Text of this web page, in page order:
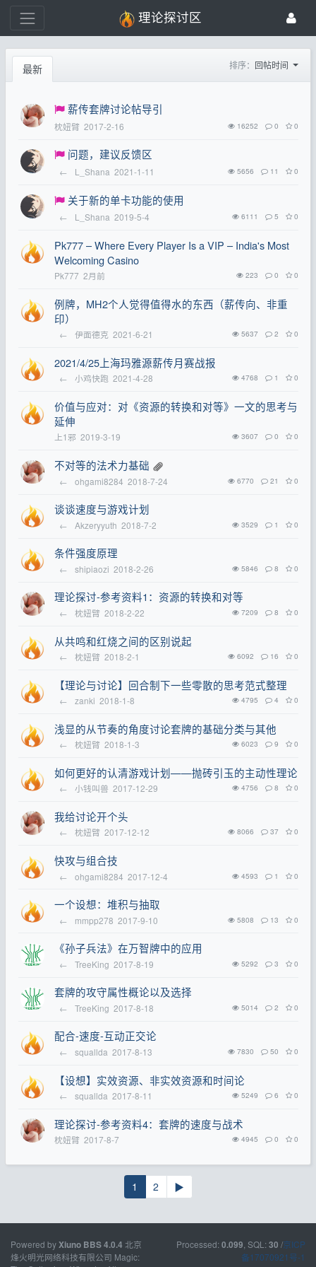
理论探讨区
最新 排序： 回帖时间
薪传套牌讨论帖导引
枕妞臂 2017-2-16 16252 0 0
问题，建议反馈区
← L_Shana 2021-1-11 5656 11 0
关于新的单卡功能的使用
← L_Shana 2019-5-4 6111 5 0
Pk777 – Where Every Player Is a VIP – India's Most
Welcoming Casino
Pk777 2月前 223 0 0
例牌，MH2个人觉得值得水的东西（薪传向、非重
印）
← 伊面德克 2021-6-21 5637 2 0
2021/4/25上海玛雅源薪传月赛战报
← 小鸡快跑 2021-4-28 4768 1 0
价值与应对：对《资源的转换和对等》一文的思考与
延伸
上1邪 2019-3-19 3607 0 0
不对等的法术力基础
← ohgami8284 2018-7-24 6770 21 0
谈谈速度与游戏计划
← Akzeryyuth 2018-7-2 3529 1 0
条件强度原理
← shipiaozi 2018-2-26 5846 8 0
理论探讨-参考资料1：资源的转换和对等
← 枕妞臂 2018-2-22 7209 8 0
从共鸣和红烧之间的区别说起
← 枕妞臂 2018-2-1 6092 16 0
【理论与讨论】回合制下一些零散的思考范式整理
← zanki 2018-1-8 4795 4 0
浅显的从节奏的角度讨论套牌的基础分类与其他
← 枕妞臂 2018-1-3 6023 9 0
如何更好的认清游戏计划——抛砖引玉的主动性理论
← 小钱叫兽 2017-12-29 4756 8 0
我给讨论开个头
← 枕妞臂 2017-12-12 8066 37 0
快攻与组合技
← ohgami8284 2017-12-4 4593 1 0
一个设想：堆积与抽取
← mmpp278 2017-9-10 5808 13 0
《孙子兵法》在万智牌中的应用
← TreeKing 2017-8-19 5292 3 0
套牌的攻守属性概论以及选择
← TreeKing 2017-8-18 5014 2 0
配合-速度-互动正交论
← squallda 2017-8-13 7830 50 0
【设想】实效资源、非实效资源和时间论
← squallda 2017-8-11 5249 6 0
理论探讨-参考资料4：套牌的速度与战术
枕妞臂 2017-8-7 4945 0 0
1 2 ▶
Powered byXiuno BBS4.0.4 北京
烽火明光网络科技有限公司 Magic:
Processed: 0.099, SQL: 30 /京ICP
备17070921号-1